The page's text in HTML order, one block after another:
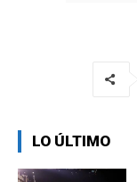
LO ÚLTIMO